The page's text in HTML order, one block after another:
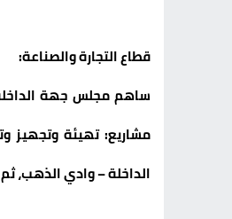
قطاع التجارة والصناعة:
مشاريع: تهيئة وتجهيز
الداخلة – وادي الذهب،